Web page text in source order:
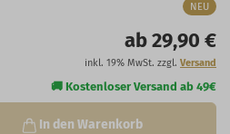
NEU
ab 29,90 €
inkl. 19% MwSt. zzgl. Versand
In den Warenkorb